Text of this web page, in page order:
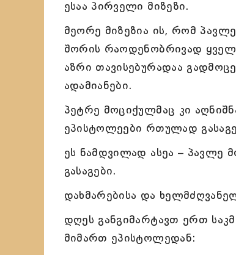
ესაა პირველი მიზეზი.
მეორე მიზეზია ის, რომ
შორის რაოდენობრივად
აზრი თავისებურადაა
ადამიანები.
პეტრე მოციქულმაც კი
ეპისტოლეები რთულად
ეს ნამდვილად ასეა – პავლე
გასაგები.
დახმარებისა და
დღეს განგიმარტავთ ერთ
მიმართ ეპისტოლედან: